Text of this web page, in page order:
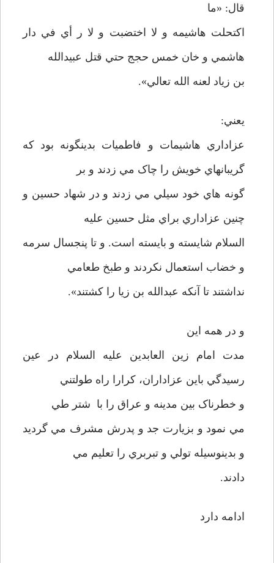
قال: «ما
اکتحلت هاشيمه و لا اختضبت و لا ر أي في دار
هاشمي و خان خمس حجج حتي قتل عبيدالله
بن زياد لعنه الله تعالي».
يعني:
عزاداري هاشيمات و فاطميات بدينگونه بود که
گريبانهاي خويش را چاک مي زدند و بر
گونه هاي خود سيلي مي زدند و در شهاد حسين و
چنين عزاداري براي مثل حسين عليه
السلام شايسته و بايسته است. و تا پنجسال سرمه
و خضاب استعمال نکردند و طبخ طعامي
نداشتند تا آنکه عبدالله بن زيا را کشتند».
و در همه اين
مدت امام زين العابدين عليه السلام در عين
رسيدگي باين عزاداران، کرارا راه طولتني
و خطرناک بين مدينه و عراق را با شتر طي
مي نمود و بزيارت جد و پدرش مشرف مي گرديد
و بدينوسيله تولي و تبربري را تعليم مي
دادند.
ادامه دارد